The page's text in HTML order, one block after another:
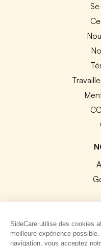
© 2026
SideCare utilise des cookies
meilleure expérience
navigation, vous acceptez